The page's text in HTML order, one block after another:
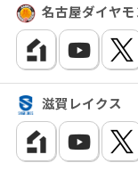
名古屋ダイヤ
滋賀レイクス